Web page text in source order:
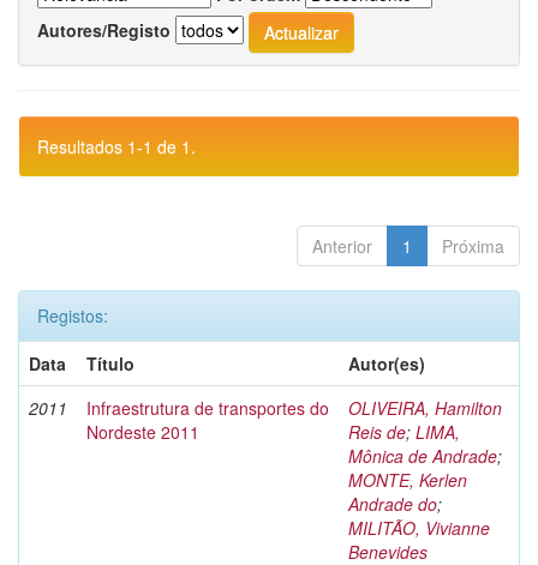
Autores/Registo
Resultados 1-1 de 1.
Anterior 1 Próxima
Registos:
Data
Título
Autor(es)
2011
Infraestrutura de transportes do
Nordeste 2011
OLIVEIRA, Hamilton
Reis de; LIMA,
Mônica de Andrade;
MONTE, Kerlen
Andrade do;
MILITÃO, Vivianne
Benevides